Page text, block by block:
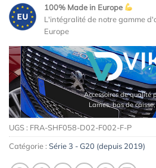
100% Made in Europe
L'intégralité de notre gamme
Europe
Maquettes de moteurs
UGS : FRA-SHF058-D02-F002-F-P
Catégorie : Série 3 - G20 (depuis 2019)